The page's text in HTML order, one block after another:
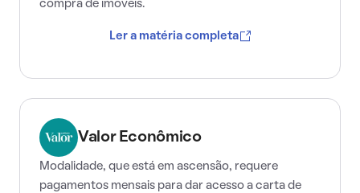
compra de imóveis.
Ler a matéria completa
Valor Econômico
Modalidade, que está em ascensão, requere
pagamentos mensais para dar acesso a carta de